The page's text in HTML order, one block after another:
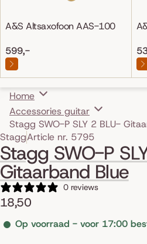
A&S Altsaxofoon AAS-100
599,-
Home
Accessories guitar
Stagg SWO-P SLY 2 BLU-
Skip to product information
StaggArticle nr. 5795
Stagg SWO-P
Gitaarband Blue
0 reviews
18,50
Op voorraad - voor 17:00